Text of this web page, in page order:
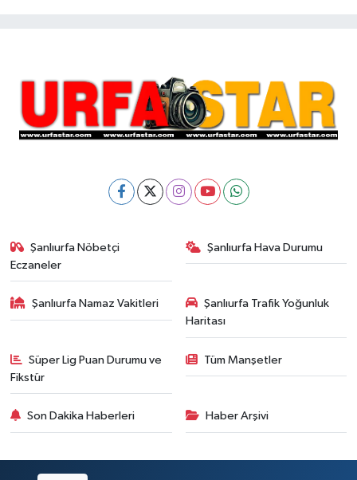
Şanlıurfa Nöbetçi
Eczaneler
Şanlıurfa Hava Durumu
Şanlıurfa Namaz Vakitleri
Şanlıurfa Trafik Yoğunluk
Haritası
Süper Lig Puan Durumu ve
Fikstür
Tüm Manşetler
Son Dakika Haberleri Haber Arşivi